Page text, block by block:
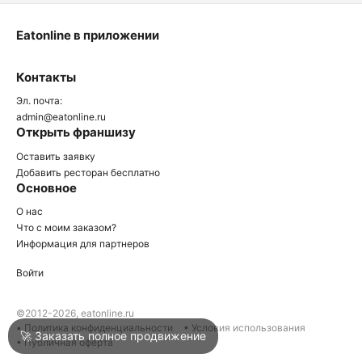
Войти
Написать в техподдержку
Контакты
Эл. почта:
admin@eatonline.ru
Открыть франшизу
Оставить заявку
Добавить ресторан бесплатно
Основное
О нас
Что с моим заказом?
Информация для партнеров
Eatonline в приложении
Войти
©2012-2026, eatonline.ru
• Политика конфиденциальности
• Условия использования
• Публичная оферта
🚀 Заказать полное продвижение